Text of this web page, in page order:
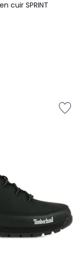
cuir SPRINT